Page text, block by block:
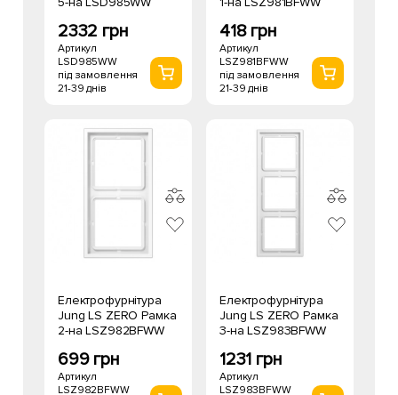
2332 грн
Артикул
LSD985WW
під замовлення
21-39 днів
418 грн
Артикул
LSZ981BFWW
під замовлення
21-39 днів
Електрофурнітура
Jung LS ZERO Рамка
2-на LSZ982BFWW
699 грн
Артикул
LSZ982BFWW
Електрофурнітура
Jung LS ZERO Рамка
3-на LSZ983BFWW
1231 грн
Артикул
LSZ983BFWW